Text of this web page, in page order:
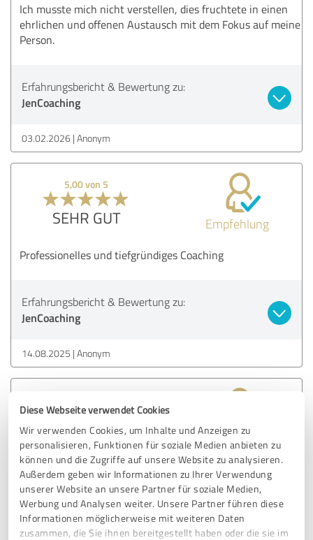
Diese Webseite verwendet Cookies
Wir verwenden Cookies, um Inhalte und Anzeigen zu
personalisieren, Funktionen für soziale Medien anbieten zu
können und die Zugriffe auf unsere Website zu analysieren.
Außerdem geben wir Informationen zu Ihrer Verwendung
unserer Website an unsere Partner für soziale Medien,
Werbung und Analysen weiter. Unsere Partner führen diese
Informationen möglicherweise mit weiteren Daten
zusammen, die Sie ihnen bereitgestellt haben oder die sie im
Ich musste mich nicht verstellen, dies fruchtete in einen
ehrlichen und offenen Austausch mit dem Fokus auf meine
Person.
Erfahrungsbericht & Bewertung zu:
JenCoaching
03.02.2026 Anonym
5,00 von 5
SEHR GUT Empfehlung
Professionelles und tiefgründiges Coaching
Erfahrungsbericht & Bewertung zu:
JenCoaching
14.08.2025 Anonym
SEHR GUT Empfehlung
Das Coaching ist absolut empfehlenswert! Die Absprache
erfolgt direkt und unkompliziert, die Zielerfassung ist zu
100 % präzise. Zudem überzeugt der Coach mit höchster
Termintreue. Rundum eine hervorragende Betreuung!